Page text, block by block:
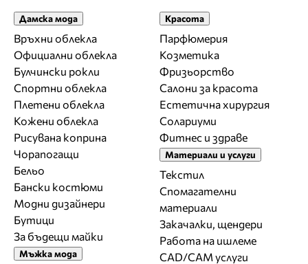
Дамска мода
Връхни облекла
Официални облекла
Булчински рокли
Спортни облекла
Плетени облекла
Кожени облекла
Рисувана коприна
Чорапогащи
Бельо
Бански костюми
Модни дизайнери
Бутици
За бъдещи майки
Мъжка мода
Красота
Парфюмерия
Козметика
Фризьорство
Салони за красота
Естетична хирургия
Солариуми
Фитнес и здраве
Материали и услуги
Текстил
Спомагателни
материали
Закачалки, щендери
Работа на ишлеме
CAD/CAM услуги